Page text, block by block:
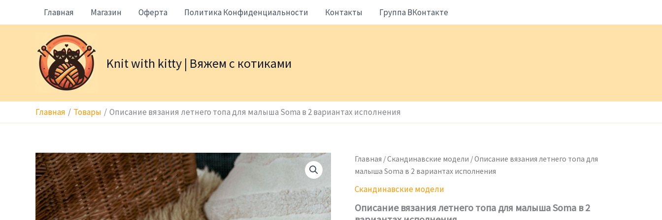
Главная Магазин Оферта Политика Конфиденциальности Контакты Группа ВКонтакте
Knit with kitty | Вяжем с котиками
Главная Товары Описание вязания летнего топа для малыша Soma в 2 вариантах исполнения
Главная /Скандинавские модели / Описание вязания летнего топа для
малыша Soma в 2 вариантах исполнения
Скандинавские модели
Описание вязания летнего топа для малыша Soma в 2